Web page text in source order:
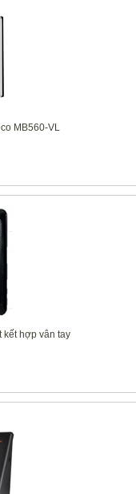
MB560-VL
kết hợp vân tay